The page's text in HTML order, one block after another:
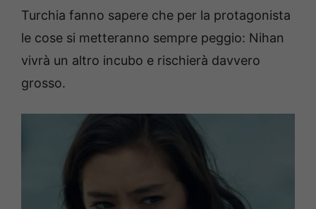
Turchia fanno sapere che per la protagonista
le cose si metteranno sempre peggio: Nihan
vivrà un altro incubo e rischierà davvero
grosso.